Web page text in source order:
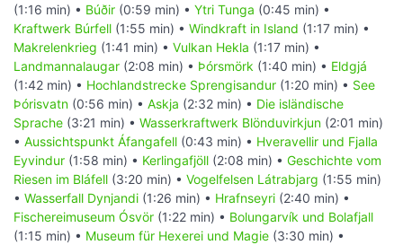
(1:16 min) • Búðir (0:59 min) • Ytri Tunga (0:45 min) •
Kraftwerk Búrfell (1:55 min) • Windkraft in Island (1:17 min) •
Makrelenkrieg (1:41 min) • Vulkan Hekla (1:17 min) •
Landmannalaugar (2:08 min) • Þórsmörk (1:40 min) • Eldgjá
(1:42 min) • Hochlandstrecke Sprengisandur (1:20 min) • See
Þórisvatn (0:56 min) • Askja (2:32 min) • Die isländische
Sprache (3:21 min) • Wasserkraftwerk Blönduvirkjun (2:01 min)
• Aussichtspunkt Áfangafell (0:43 min) • Hveravellir und Fjalla
Eyvindur (1:58 min) • Kerlingafjöll (2:08 min) • Geschichte vom
Riesen im Bláfell (3:20 min) • Vogelfelsen Látrabjarg (1:55 min)
• Wasserfall Dynjandi (1:26 min) • Hrafnseyri (2:40 min) •
Fischereimuseum Ósvör (1:22 min) • Bolungarvík und Bolafjall
(1:15 min) • Museum für Hexerei und Magie (3:30 min) •